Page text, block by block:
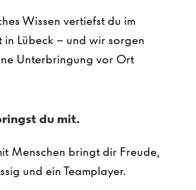
Wissen vertiefst du im
in Lübeck – und wir sorgen
Unterbringung vor Ort
du mit.
Menschen bringt dir Freude,
und ein Teamplayer.